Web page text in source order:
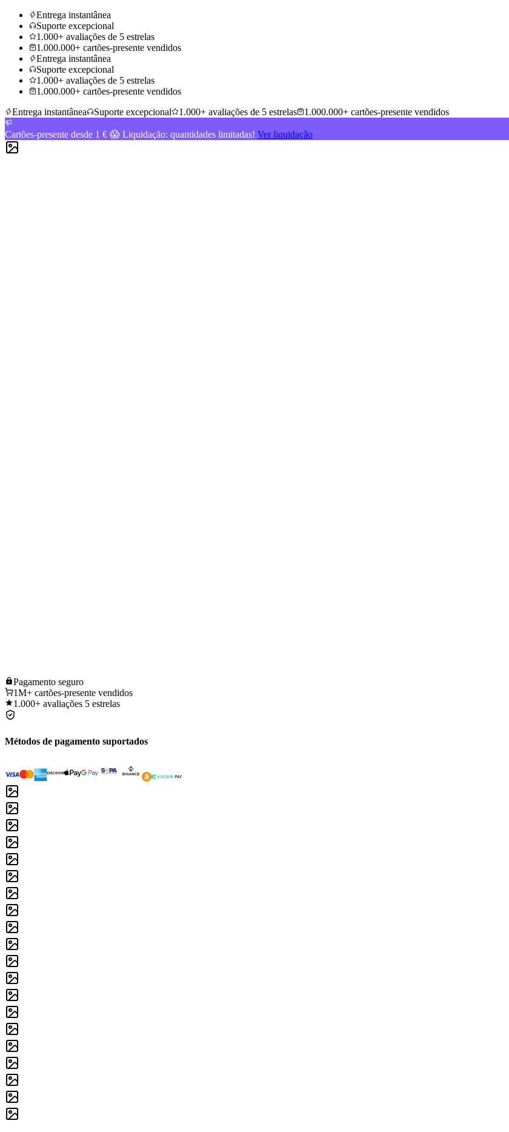
Entrega instantânea
Suporte excepcional
1.000+ avaliações de 5 estrelas
1.000.000+ cartões-presente vendidos
Entrega instantânea
Suporte excepcional
1.000+ avaliações de 5 estrelas
1.000.000+ cartões-presente vendidos
Entrega instantânea
Suporte excepcional 1.000+ avaliações de 5 estrelas 1.000.000+ cartões-presente vendidos
Cartões-presente desde 1 € 😱 Liquidação: quantidades limitadas! Ver liquidação
Pagamento seguro
1M+ cartões-presente vendidos
1.000+ avaliações 5 estrelas
Métodos de pagamento suportados